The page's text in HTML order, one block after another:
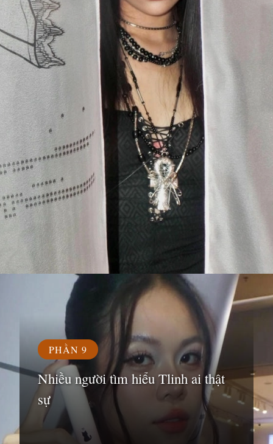
https://susach.edu.vn/tlinh
PHẦN 9
Nhiều người tìm hiểu Tlinh ai thật
sự